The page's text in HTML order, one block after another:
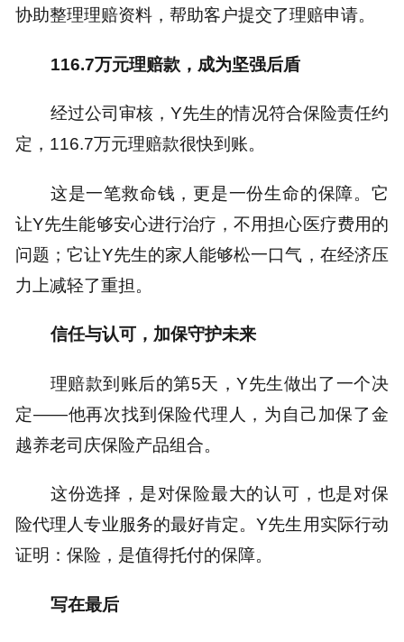
协助整理理赔资料，帮助客户提交了理赔申请。
116.7万元理赔款，成为坚强后盾
经过公司审核，Y先生的情况符合保险责任约
定，116.7万元理赔款很快到账。
这是一笔救命钱，更是一份生命的保障。它
让Y先生能够安心进行治疗，不用担心医疗费用的
问题；它让Y先生的家人能够松一口气，在经济压
力上减轻了重担。
信任与认可，加保守护未来
理赔款到账后的第5天，Y先生做出了一个决
定——他再次找到保险代理人，为自己加保了金
越养老司庆保险产品组合。
这份选择，是对保险最大的认可，也是对保
险代理人专业服务的最好肯定。Y先生用实际行动
证明：保险，是值得托付的保障。
写在最后